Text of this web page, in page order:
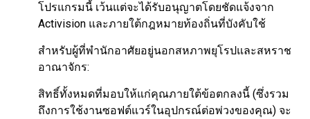
โปรแกรมนี้ เว้นแต่จะได้รับอนุญาตโดยชัดแจ้งจาก
Activision และภายใต้กฎหมายท้องถิ่นที่บังคับใช้
สำหรับผู้ที่พำนักอาศัยอยู่นอกสหภาพยุโรปและสหราช
อาณาจักร:
สิทธิ์ทั้งหมดที่มอบให้แก่คุณภายใต้ข้อตกลงนี้ (ซึ่งรวม
ถึงการใช้งานซอฟต์แวร์ในอุปกรณ์ต่อพ่วงของคุณ) จะ